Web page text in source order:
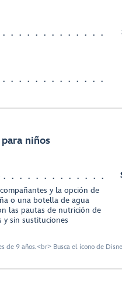
niños
y la opción de
o una botella de agua
las pautas de nutrición de
y sin sustituciones
de 9 años.<br> Busca el ícono de